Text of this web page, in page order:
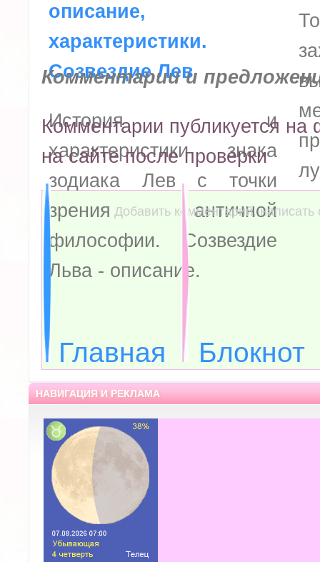
описание,
характеристики.
Созвездие Лев
История и
характеристики знака
зодиака Лев с точки
зрения античной
философии. Созвездие
Льва - описание.
Комментарии и
Комментарии публикуется
на сайте после проверки
Добавить комментарий,
Главная Блокнот
НАВИГАЦИЯ И РЕКЛАМА